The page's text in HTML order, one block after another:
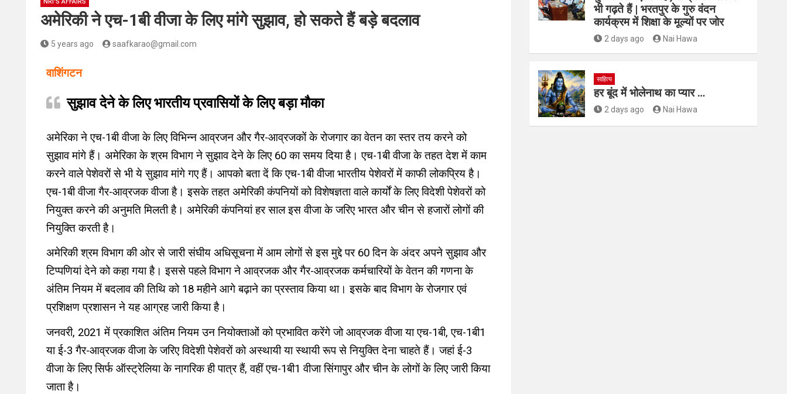
अमेरिकी ने एच-1बी वीजा के लिए मांगे सुझाव, हो सकते हैं बड़े बदलाव
5 years ago saafkarao@gmail.com
वाशिंगटन
सुझाव देने के लिए भारतीय प्रवासियों के लिए बड़ा मौका
अमेरिका ने एच-1बी वीजा के लिए विभिन्न आव्रजन और गैर-आव्रजकों के रोजगार का वेतन का स्तर तय करने को
सुझाव मांगे हैं। अमेरिका के श्रम विभाग ने सुझाव देने के लिए 60 का समय दिया है। एच-1बी वीजा के तहत देश में काम
करने वाले पेशेवरों से भी ये सुझाव मांगे गए हैं। आपको बता दें कि एच-1बी वीजा भारतीय पेशेवरों में काफी लोकप्रिय है।
एच-1बी वीजा गैर-आव्रजक वीजा है। इसके तहत अमेरिकी कंपनियों को विशेषज्ञता वाले कार्यों के लिए विदेशी पेशेवरों को
नियुक्त करने की अनुमति मिलती है। अमेरिकी कंपनियां हर साल इस वीजा के जरिए भारत और चीन से हजारों लोगों की
नियुक्ति करती है।
अमेरिकी श्रम विभाग की ओर से जारी संघीय अधिसूचना में आम लोगों से इस मुद्दे पर 60 दिन के अंदर अपने सुझाव और
टिप्पणियां देने को कहा गया है। इससे पहले विभाग ने आव्रजक और गैर-आव्रजक कर्मचारियों के वेतन की गणना के
अंतिम नियम में बदलाव की तिथि को 18 महीने आगे बढ़ाने का प्रस्ताव किया था। इसके बाद विभाग के रोजगार एवं
प्रशिक्षण प्रशासन ने यह आग्रह जारी किया है।
जनवरी, 2021 में प्रकाशित अंतिम नियम उन नियोक्ताओं को प्रभावित करेंगे जो आव्रजक वीजा या एच-1बी, एच-1बी1
या ई-3 गैर-आव्रजक वीजा के जरिए विदेशी पेशेवरों को अस्थायी या स्थायी रूप से नियुक्ति देना चाहते हैं। जहां ई-3
वीजा के लिए सिर्फ ऑस्ट्रेलिया के नागरिक ही पात्र हैं, वहीं एच-1बी1 वीजा सिंगापुर और चीन के लोगों के लिए जारी किया
जाता है।
भी गढ़ते हैं | भरतपुर के गुरु वंदन
कार्यक्रम में शिक्षा के मूल्यों पर जोर
2 days ago Nai Hawa
साहित्य
हर बूंद में भोलेनाथ का प्यार …
2 days ago Nai Hawa